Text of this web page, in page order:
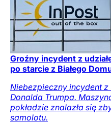
Groźny incydent z
po starcie z Białego
Niebezpieczny incydent z
Donalda Trumpa.
pokładzie znalazła się
samolotu.